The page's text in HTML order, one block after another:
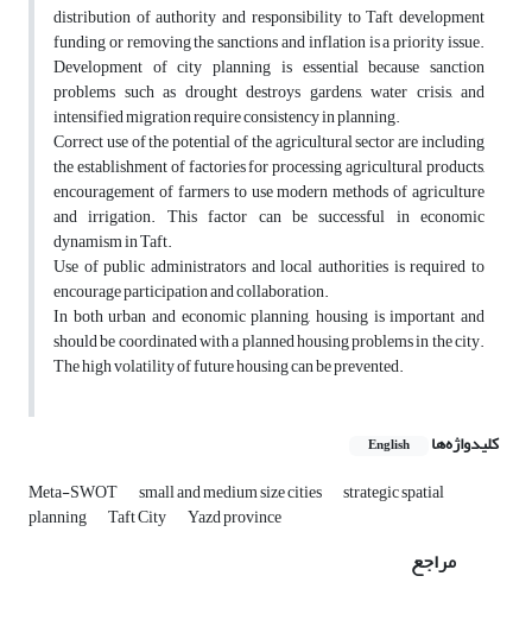
distribution of authority and responsibility to Taft development
funding or removing the sanctions and inflation is a priority issue.
Development of city planning is essential because sanction
problems such as drought destroys gardens, water crisis, and
intensified migration require consistency in planning.
Correct use of the potential of the agricultural sector are including
the establishment of factories for processing agricultural products,
encouragement of farmers to use modern methods of agriculture
and irrigation. This factor can be successful in economic
dynamism in Taft.
Use of public administrators and local authorities is required to
encourage participation and collaboration.
In both urban and economic planning, housing is important and
should be coordinated with a planned housing problems in the city.
The high volatility of future housing can be prevented.
کلیدواژه‌ها English
Meta-SWOT small and medium size cities strategic spatial
planning Taft City Yazd province
مراجع